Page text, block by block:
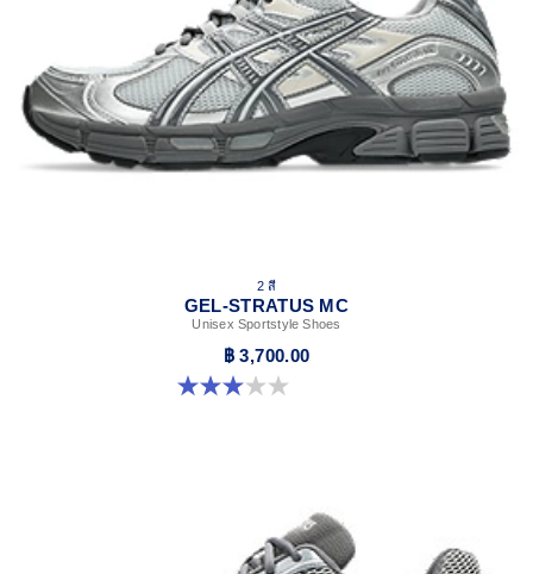
2 สี
GEL-STRATUS MC
Unisex Sportstyle Shoes
฿ 3,700.00
3.0 จาก 5 ดาว 1 รีวิว